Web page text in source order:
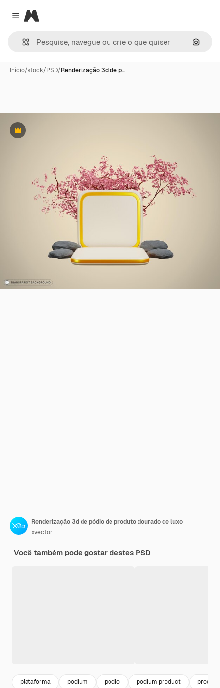
Close menu
Magnific
Início/stock/PSD/Renderização 3d de p…
Premium
Renderização 3d de pódio de produto dourado de luxo
xvector
Você também pode gostar destes PSD
plataforma podium podio podium product